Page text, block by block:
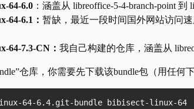
64-6.0 ：涵盖从 libreoffice-5-4-branch-point
64-6.1： 暂缺，最近一段时间国外网站访问
64-7.3-CN： 我自己构建的仓库，涵盖从
仓库，你需要先下载该bundle包（用任何
64-6.4.git-bundle bibisect-linux-64